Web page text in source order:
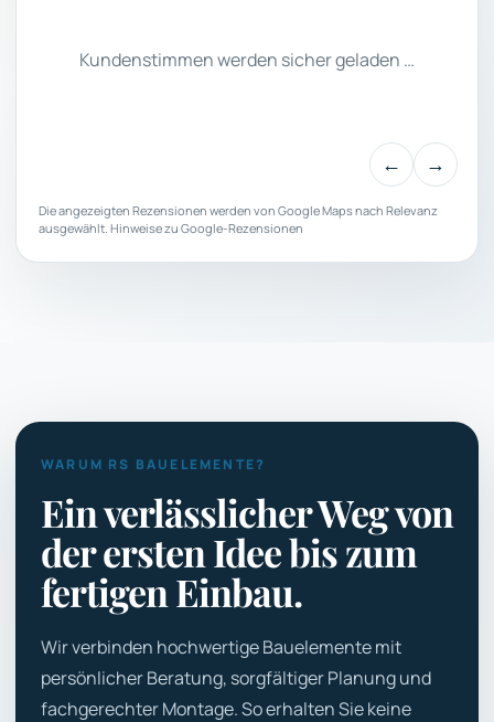
Kundenstimmen werden sicher geladen …
← →
Die angezeigten Rezensionen werden von Google Maps nach Relevanz
ausgewählt. Hinweise zu Google-Rezensionen
WARUM RS BAUELEMENTE?
Ein verlässlicher Weg von
der ersten Idee bis zum
fertigen Einbau.
Wir verbinden hochwertige Bauelemente mit
persönlicher Beratung, sorgfältiger Planung und
fachgerechter Montage. So erhalten Sie keine